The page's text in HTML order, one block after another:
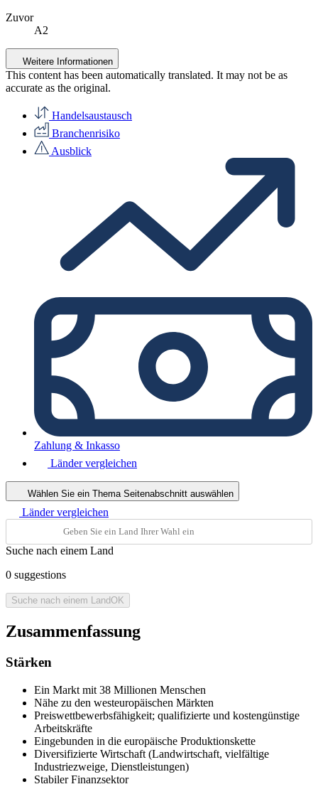
Zuvor
A2
Weitere Informationen
This content has been automatically translated. It may not be as
accurate as the original.
Handelsaustausch
Branchenrisiko
Ausblick
Zahlung & Inkasso
Länder vergleichen
Wählen Sie ein Thema Seitenabschnitt auswählen
Länder vergleichen
Suche nach einem Land
0 suggestions
Suche nach einem LandOK
Zusammenfassung
Stärken
Ein Markt mit 38 Millionen Menschen
Nähe zu den westeuropäischen Märkten
Preiswettbewerbsfähigkeit; qualifizierte und kostengünstige
Arbeitskräfte
Eingebunden in die europäische Produktionskette
Diversifizierte Wirtschaft (Landwirtschaft, vielfältige
Industriezweige, Dienstleistungen)
Stabiler Finanzsektor